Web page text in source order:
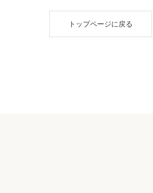
トップページに戻る